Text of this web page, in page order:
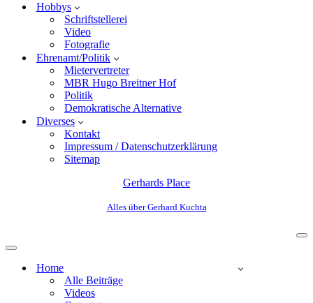
Hobbys
Schriftstellerei
Video
Fotografie
Ehrenamt/Politik
Mietervertreter
MBR Hugo Breitner Hof
Politik
Demokratische Alternative
Diverses
Kontakt
Impressum / Datenschutzerklärung
Sitemap
Gerhards Place
Alles über Gerhard Kuchta
Home
Alle Beiträge
Videos